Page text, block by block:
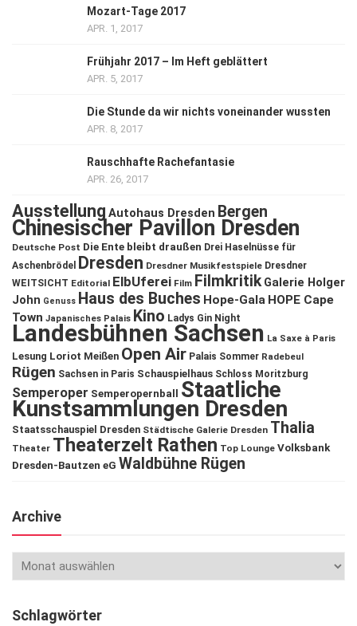
Mozart-Tage 2017
APR. 1, 2017
Frühjahr 2017 – Im Heft geblättert
APR. 5, 2017
Die Stunde da wir nichts voneinander wussten
APR. 8, 2017
Rauschhafte Rachefantasie
APR. 26, 2017
Ausstellung Autohaus Dresden Bergen
Chinesischer Pavillon Dresden
Deutsche Post Die Ente bleibt draußen Drei Haselnüsse für
Aschenbrödel
Dresden Dresdner Musikfestspiele Dresdner
WEITSICHT Editorial ElbUferei Film Filmkritik Galerie Holger
John Genuss Haus des Buches Hope-Gala HOPE Cape
Town Japanisches Palais Kino Ladys Gin Night
Landesbühnen Sachsen La Saxe à Paris
Lesung Loriot Meißen Open Air Palais Sommer Radebeul
Rügen Sachsen in Paris Schauspielhaus Schloss Moritzburg
Semperoper Semperopernball Staatliche
Kunstsammlungen Dresden
Staatsschauspiel Dresden Städtische Galerie Dresden Thalia
Theater Theaterzelt Rathen Top Lounge Volksbank
Dresden-Bautzen eG Waldbühne Rügen
Archive
Schlagwörter